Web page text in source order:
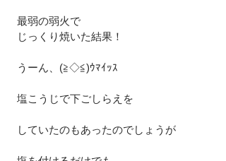
最弱の弱火で
じっくり焼いた結果！
うーん、(≧◇≦)ｳﾏｲｯｽ
塩こうじで下ごしらえを
していたのもあったのでしょうが